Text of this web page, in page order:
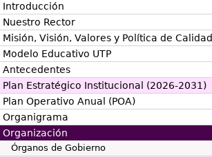
Introducción
Nuestro Rector
Misión, Visión, Valores y Política de Calidad
Modelo Educativo UTP
Antecedentes
Plan Estratégico Institucional (2026-2031)
Plan Operativo Anual (POA)
Organigrama
Organización
Órganos de Gobierno